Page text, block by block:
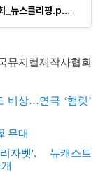
22년 7월 4주차_사한국뮤지컬제작사협회_뉴스클리핑.pdf
뮤지컬제작사협회
비상…연극 ‘햄릿’
무대
자벳', 뉴캐스트